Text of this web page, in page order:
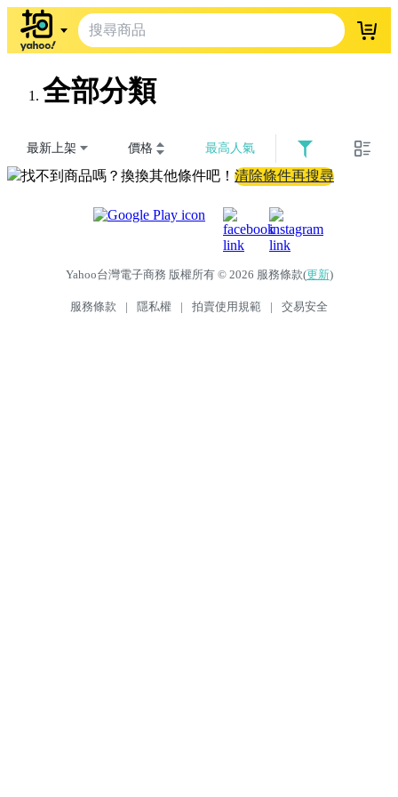
登入
全部分類
最新上架 價格 最高人氣
找不到商品嗎？換換其他條件吧！ 清除條件再搜尋
Yahoo台灣電子商務 版權所有 © 2026 服務條款(更新)
服務條款 | 隱私權 | 拍賣使用規範 | 交易安全